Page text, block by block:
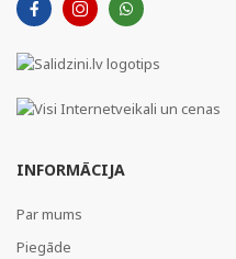
INFORMĀCIJA
Par mums
Piegāde